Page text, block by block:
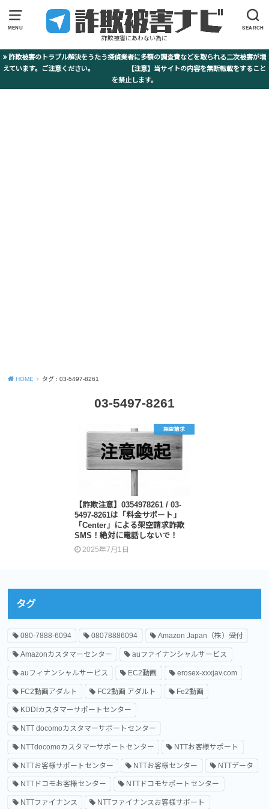
MENU SEARCH
詐欺被害にあわない為に
詐欺被害のトラブル解決をうたう探偵業者に多額の調査費などを取られる二次被害が増
えています。ご注意ください。 【注意】当サイトの内容を無断転載をすること
を禁止します。
HOME タグ : 03-5497-8261
03-5497-8261
架空請求
【詐欺注意】0354978261 / 03-
5497-8261は「料金サポート」
「Center」による架空請求詐欺
SMS！絶対に電話しないで！
2025年7月1日
タグ
080-7888-6094 08078886094 Amazon Japan（株）受付
Amazonカスタマーセンター auファイナンシャルサービス
auフィナンシャルサービス EC2動画 erosex-xxxjav.com
FC2動画アダルト FC2動画 アダルト Fe2動画
KDDIカスタマーサポートセンター
NTT docomoカスタマーサポートセンター
NTTdocomoカスタマーサポートセンター NTTお客様サポート
NTTお客様サポートセンター NTTお客様センター NTTデータ
NTTドコモお客様センター NTTドコモサポートセンター
NTTファイナンス NTTファイナンスお客様サポート